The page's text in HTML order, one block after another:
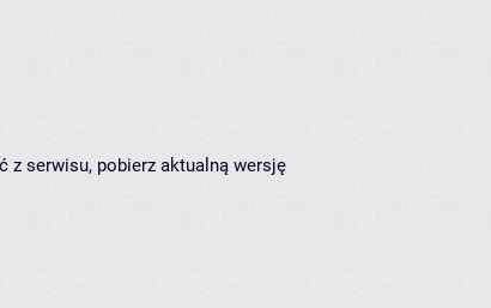
z serwisu, pobierz aktualną wersję